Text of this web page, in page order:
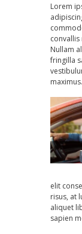
Lorem
convallis
Nullam
fringilla
maximus.
elit
risus, at
aliquet
sapien